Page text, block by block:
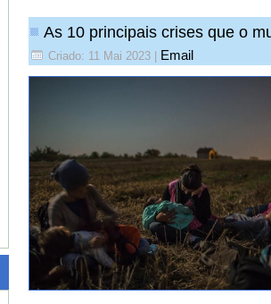
As 10 principais crises que o
Criado: 11 Mai 2023 Email